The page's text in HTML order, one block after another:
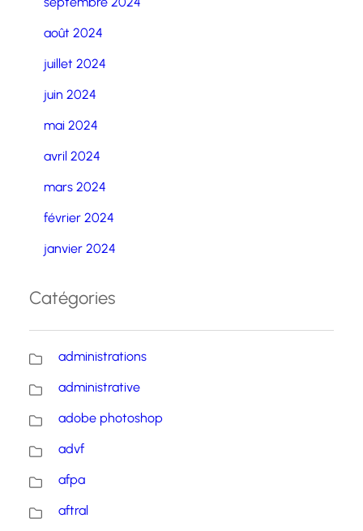
août 2024
juillet 2024
juin 2024
mai 2024
avril 2024
mars 2024
février 2024
janvier 2024
Catégories
administrations
administrative
adobe photoshop
advf
afpa
aftral